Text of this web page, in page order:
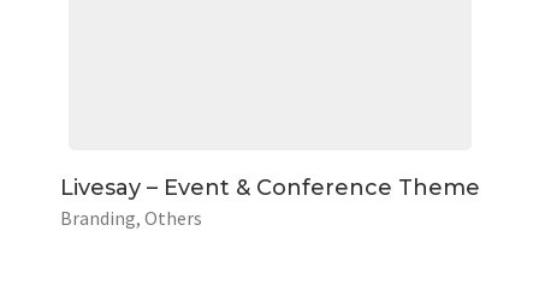
Livesay – Event & Conference Theme
Branding Others